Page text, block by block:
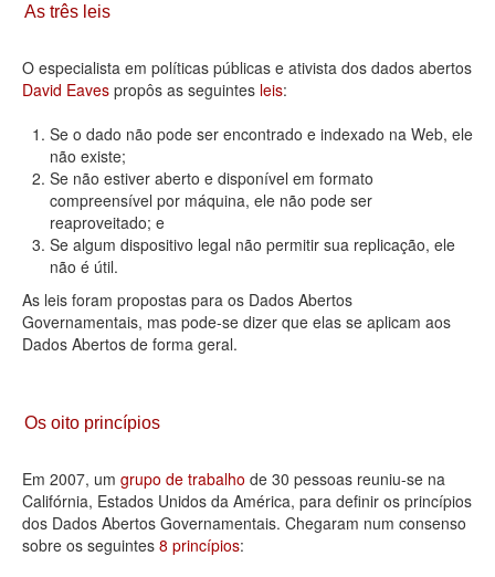
Contato
As três leis
O especialista em políticas públicas e ativista dos dados abertos
David Eaves propôs as seguintes leis:
Se o dado não pode ser encontrado e indexado na Web, ele
não existe;
Se não estiver aberto e disponível em formato
compreensível por máquina, ele não pode ser
reaproveitado; e
Se algum dispositivo legal não permitir sua replicação, ele
não é útil.
As leis foram propostas para os Dados Abertos
Governamentais, mas pode-se dizer que elas se aplicam aos
Dados Abertos de forma geral.
Os oito princípios
Em 2007, um grupo de trabalho de 30 pessoas reuniu-se na
Califórnia, Estados Unidos da América, para definir os princípios
dos Dados Abertos Governamentais. Chegaram num consenso
sobre os seguintes 8 princípios: